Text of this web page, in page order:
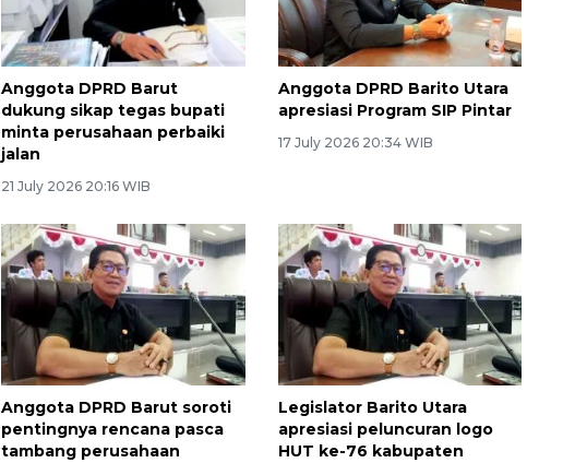
Anggota DPRD Barut
dukung sikap tegas bupati
minta perusahaan perbaiki
jalan
21 July 2026 20:16 WIB
Anggota DPRD Barito Utara
apresiasi Program SIP Pintar
17 July 2026 20:34 WIB
Anggota DPRD Barut soroti
pentingnya rencana pasca
tambang perusahaan
Legislator Barito Utara
apresiasi peluncuran logo
HUT ke-76 kabupaten